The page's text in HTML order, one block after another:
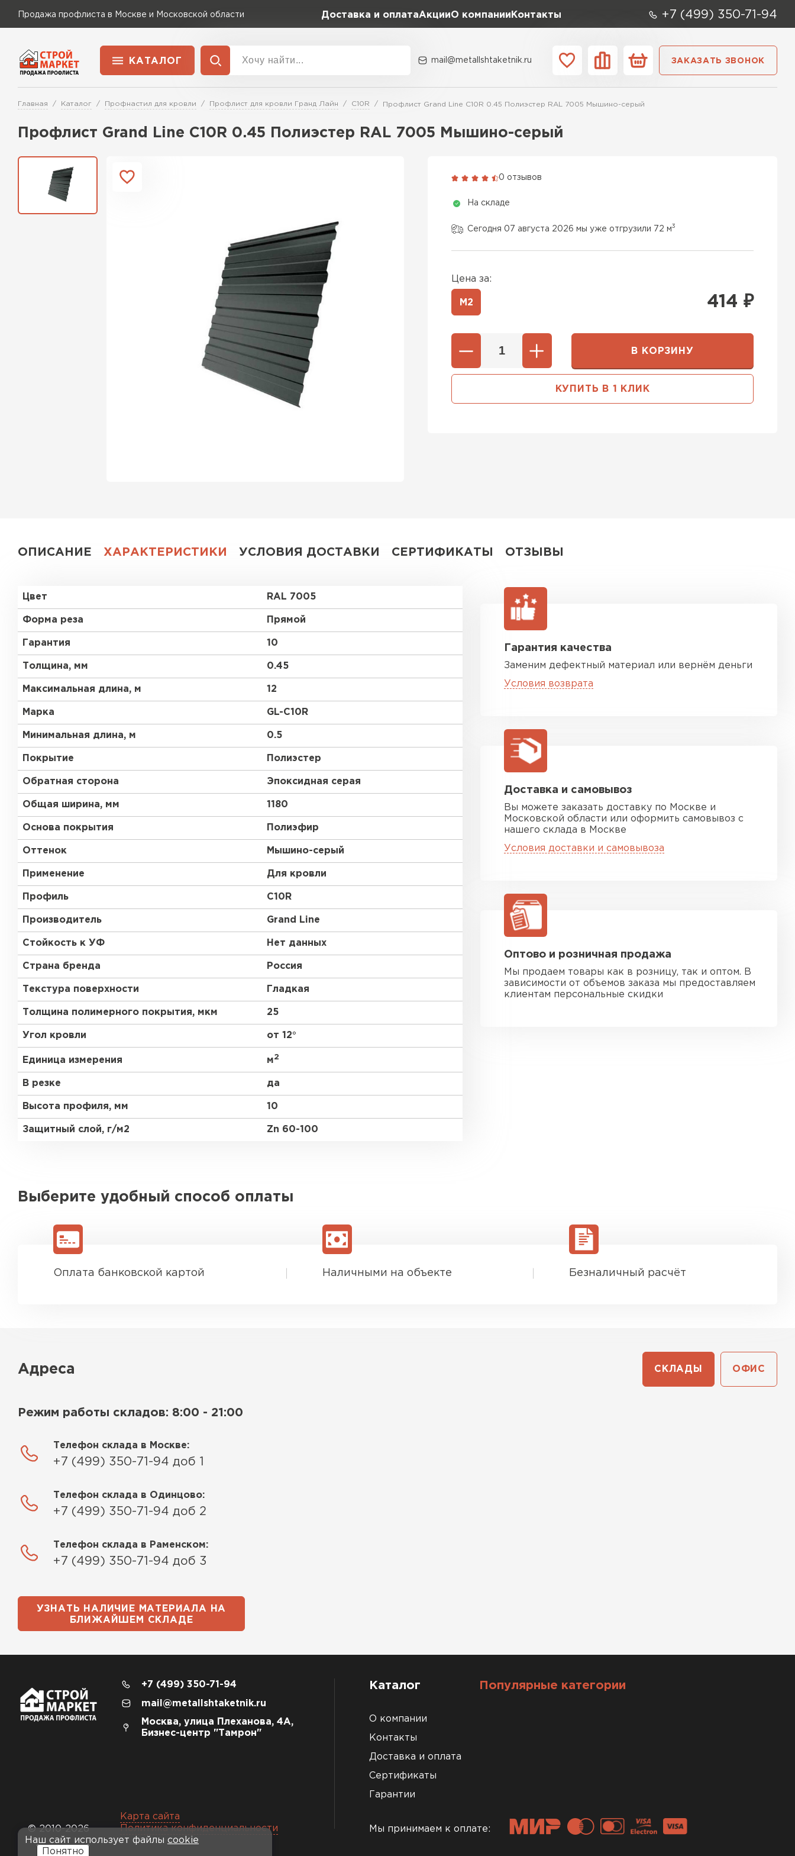
Продажа профлиста в Москве и Московской области Доставка и оплатаАкцииО компании Контакты +7 (499) 350-71-94
КАТАЛОГ
Применение
Для забора
Бренд
mail@metallshtaketnik.ru ЗАКАЗАТЬ ЗВОНОК
Главная Каталог Профнастил для кровли Профлист для кровли Гранд Лайн C10R Профлист Grand Line C10R 0.45 Полиэстер RAL 7005 Мышино-серый
Профлист Grand Line C10R 0.45 Полиэстер RAL 7005 Мышино-серый
0 отзывов
На складе
Сегодня 07 августа 2026 мы уже отгрузили 72 м3
Цена за:
М2 414 ₽
В КОРЗИНУ
КУПИТЬ В 1 КЛИК
ОПИСАНИЕ ХАРАКТЕРИСТИКИ УСЛОВИЯ ДОСТАВКИ СЕРТИФИКАТЫ ОТЗЫВЫ
Цвет RAL 7005
Форма реза Прямой
Гарантия 10
Толщина, мм 0.45
Максимальная длина, м 12
Марка GL-С10R
Минимальная длина, м 0.5
Покрытие Полиэстер
Обратная сторона Эпоксидная серая
Общая ширина, мм 1180
Основа покрытия Полиэфир
Оттенок Мышино-серый
Применение Для кровли
Профиль C10R
Производитель Grand Line
Стойкость к УФ Нет данных
Страна бренда Россия
Текстура поверхности Гладкая
Толщина полимерного покрытия, мкм 25
Угол кровли от 12°
Единица измерения м2
В резке да
Высота профиля, мм 10
Защитный слой, г/м2 Zn 60-100
Гарантия качества
Заменим дефектный материал или вернём деньги
Условия возврата
Доставка и самовывоз
Вы можете заказать доставку по Москве и
Московской области или оформить самовывоз с
нашего склада в Москве
Условия доставки и самовывоза
Оптово и розничная продажа
Мы продаем товары как в розницу, так и оптом. В
зависимости от объемов заказа мы предоставляем
клиентам персональные скидки
Выберите удобный способ оплаты
Оплата банковской картой Наличными на объекте Безналичный расчёт
Адреса СКЛАДЫ ОФИС
Режим работы складов: 8:00 - 21:00
Телефон склада в Москве:
+7 (499) 350-71-94 доб 1
Телефон склада в Одинцово:
+7 (499) 350-71-94 доб 2
Телефон склада в Раменском:
+7 (499) 350-71-94 доб 3
УЗНАТЬ НАЛИЧИЕ МАТЕРИАЛА НА
БЛИЖАЙШЕМ СКЛАДЕ
© 2010-2026
+7 (499) 350-71-94
mail@metallshtaketnik.ru
Москва, улица Плеханова, 4А,
Бизнес-центр "Тамрон"
Карта сайта
Политика конфиденциальности
Каталог
О компании
Контакты
Доставка и оплата
Сертификаты
Гарантии
Популярные категории
Мы принимаем к оплате:
Наш сайт использует файлы cookie
Понятно